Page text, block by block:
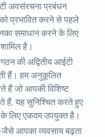
अवसंरचना प्रबंधन
प्रभावित करने से पहले
समाधान करने के लिए
है।
की अद्वितीय आईटी
हैं। हम अनुकूलित
हैं जो आपकी विशिष्ट
यह सुनिश्चित करते हुए
लिए एकदम उपयुक्त है।
आपका व्यवसाय बढ़ता